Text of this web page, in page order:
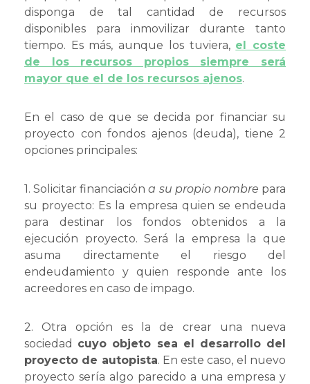
disponga de tal cantidad de recursos
disponibles para inmovilizar durante tanto
tiempo. Es más, aunque los tuviera, el coste
de los recursos propios siempre será
mayor que el de los recursos ajenos.
En el caso de que se decida por financiar su
proyecto con fondos ajenos (deuda), tiene 2
opciones principales:
1. Solicitar financiacióna su propio nombre para
su proyecto: Es la empresa quien se endeuda
para destinar los fondos obtenidos a la
ejecución proyecto. Será la empresa la que
asuma directamente el riesgo del
endeudamiento y quien responde ante los
acreedores en caso de impago.
2. Otra opción es la de crear una nueva
sociedad cuyo objeto sea el desarrollo del
proyecto de autopista. En este caso, el nuevo
proyecto sería algo parecido a una empresa y